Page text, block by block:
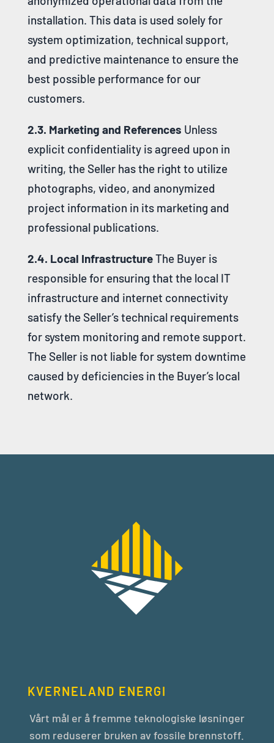
installation. This data is used solely for
system optimization, technical support,
and predictive maintenance to ensure the
best possible performance for our
customers.
2.3. Marketing and References Unless
explicit confidentiality is agreed upon in
writing, the Seller has the right to utilize
photographs, video, and anonymized
project information in its marketing and
professional publications.
2.4. Local InfrastructureThe Buyer is
responsible for ensuring that the local IT
infrastructure and internet connectivity
satisfy the Seller’s technical requirements
for system monitoring and remote support.
The Seller is not liable for system downtime
caused by deficiencies in the Buyer’s local
network.
KVERNELAND ENERGI
Vårt mål er å fremme teknologiske løsninger
som reduserer bruken av fossile brennstoff.